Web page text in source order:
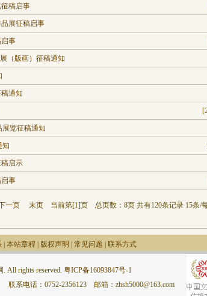
稿启事
展征稿启事
事
（版画）征稿通知
通知
览征稿通知
知
启示
事
一页 末页 当前第[1]页 总页数：8页 共有120条记录 15条/
本站章程 版权声明 常见问题 联系方式
All rights reserved. 粤ICP备16093847号-1
系电话：0752-2356123 邮箱：zhsh5000@163.com